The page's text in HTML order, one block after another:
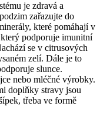
je zdravá a
zařazujte do
které pomáhají v
podporuje imunitní
se v citrusových
zelí. Dále je to
slunce.
nebo mléčné výrobky.
doplňky stravy jsou
třeba ve formě